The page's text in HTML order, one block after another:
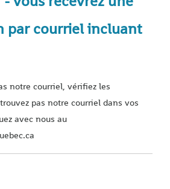
par courriel incluant
notre courriel, vérifiez les
pas notre courriel dans vos
avec nous au